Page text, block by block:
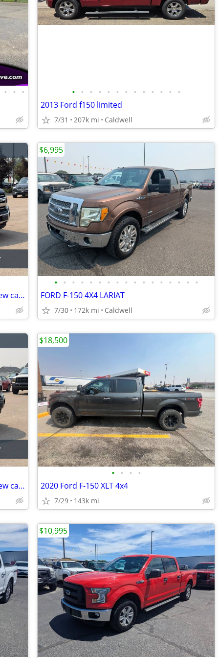
• • • • • • • • • • • • • • • •
2013 Ford f150 limited
7/31 207k mi Caldwell
2018 Ford F-150 4x4 4WD F150 Truck Crew cab XLT SuperCrew
• • • • • • • • • • • • • • • • •
FORD F-150 4X4 LARIAT
7/30 172k mi Caldwell
$6,995
2018 Ford F-150 4x4 4WD F150 Truck Crew cab XLT SuperCrew
• • • •
2020 Ford F-150 XLT 4x4
7/29 143k mi
$18,500
$10,995